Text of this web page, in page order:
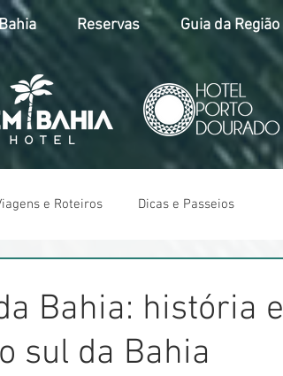
Reservas Guia da Região
e Roteiros Dicas e Passeios
Bahia: história e
sul da Bahia